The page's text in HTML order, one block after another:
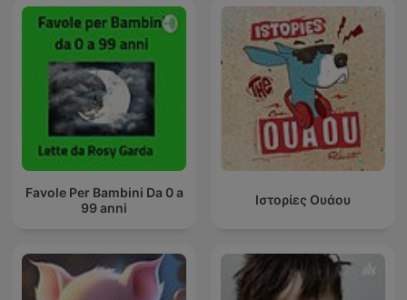
Favole Per Bambini Da 0 a
99 anni
Ιστορίες Ουάου